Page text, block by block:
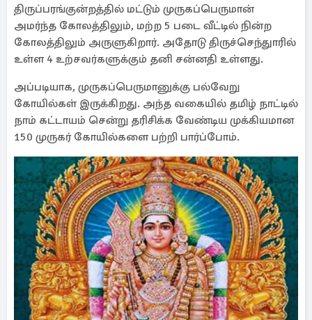
திருப்பரங்குன்றத்தில் மட்டும் முருகப்பெருமான்
அமர்ந்த கோலத்திலும், மற்ற 5 படை வீட்டில் நின்ற
கோலத்திலும் அருளுகிறார். அதோடு திருச்செந்துாரில்
உள்ள 4 உற்சவர்களுக்கும் தனி சன்னதி உள்ளது.
அப்படியாக, முருகப்பெருமானுக்கு பல்வேறு
கோயில்கள் இருக்கிறது. அந்த வகையில் தமிழ் நாட்டில்
நாம் கட்டாயம் சென்று தரிசிக்க வேண்டிய முக்கியமான
150 முருகர் கோயில்களை பற்றி பார்ப்போம்.